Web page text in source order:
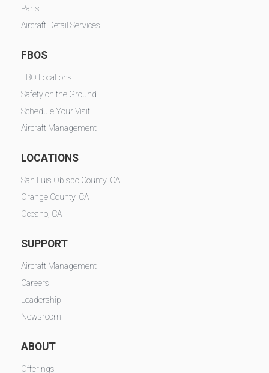
Parts
Aircraft Detail Services
FBOS
FBO Locations
Safety on the Ground
Schedule Your Visit
Aircraft Management
LOCATIONS
San Luis Obispo County, CA
Orange County, CA
Oceano, CA
SUPPORT
Aircraft Management
Careers
Leadership
Newsroom
ABOUT
Offerings